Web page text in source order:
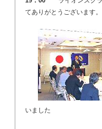
てありがとうございます。
いました